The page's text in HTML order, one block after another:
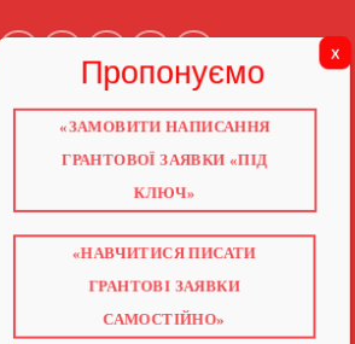
ГОЛОВНА
ПРО НАС
ГРАНТИ 2026
НАВЧАННЯ
КНИГИ
ВІДЕО ПРО ГРАНТИ
«ЗАМОВИТИ НАПИСАННЯ
ГРАНТОВОЇ ЗАЯВКИ «ПІД
КЛЮЧ»
«НАВЧИТИСЯ ПИСАТИ
ГРАНТОВІ ЗАЯВКИ
САМОСТІЙНО»